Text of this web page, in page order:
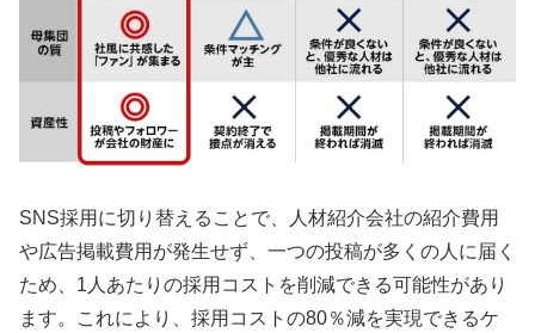
SNS採用に切り替えることで、人材紹介会社の紹介費用
や広告掲載費用が発生せず、一つの投稿が多くの人に届く
ため、1人あたりの採用コストを削減できる可能性があり
ます。これにより、採用コストの80％減を実現できるケ